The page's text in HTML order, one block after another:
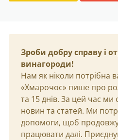
Зроби добру справу і
винагороди!
Нам як ніколи потрібна
«Хмарочос» пише про
та 15 днів. За цей час ми
новин та статей. Ми
допомоги, щоб
працювати далі.